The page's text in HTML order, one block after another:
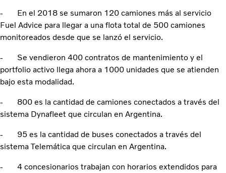
- En el 2018 se sumaron 120 camiones más al servicio
Fuel Advice para llegar a una flota total de 500 camiones
monitoreados desde que se lanzó el servicio.
- Se vendieron 400 contratos de mantenimiento y el
portfolio activo llega ahora a 1000 unidades que se atienden
bajo esta modalidad.
- 800 es la cantidad de camiones conectados a través del
sistema Dynafleet que circulan en Argentina.
- 95 es la cantidad de buses conectados a través del
sistema Telemática que circulan en Argentina.
- 4 concesionarios trabajan con horarios extendidos para